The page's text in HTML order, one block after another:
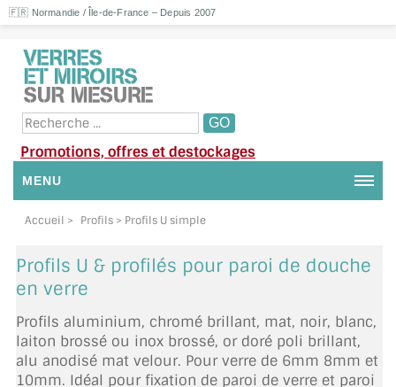
🇫🇷 Normandie / Île-de-France – Depuis 2007
Promotions, offres et destockages
MENU
NOUS CONTACTER
MON COMPTE / SE CONNECTER
DEMANDE DE DEVIS
SUIVI DE DEVIS
SUIVI DE COMMANDE
Accueil > Profils > Profils U simple
Profils U & profilés pour paroi de douche
en verre
Profils aluminium, chromé brillant, mat, noir, blanc,
laiton brossé ou inox brossé, or doré poli brillant,
alu anodisé mat velour. Pour verre de 6mm 8mm et
10mm. Idéal pour fixation de paroi de verre et paroi